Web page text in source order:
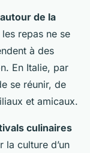
de la
repas ne se
à des
En Italie, par
se réunir, de
et amicaux.
culinaires
la culture d’un